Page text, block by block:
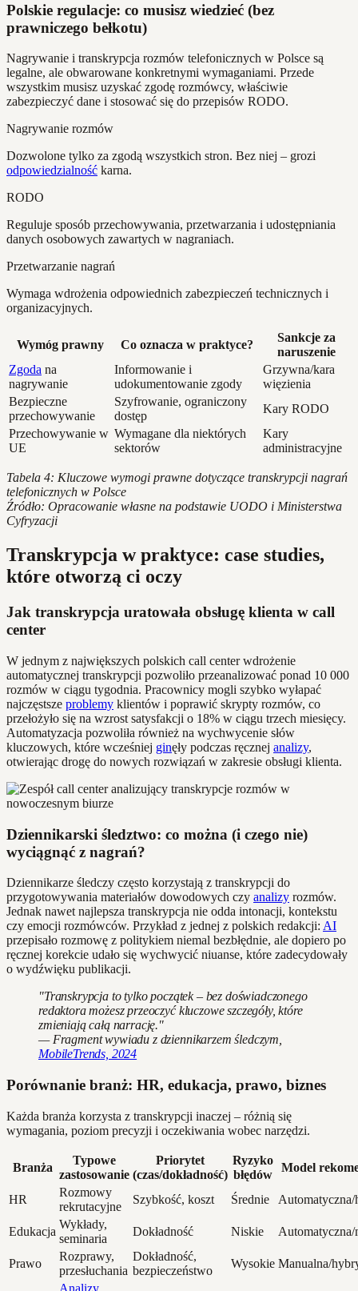
Polskie regulacje: co musisz wiedzieć (bez
prawniczego bełkotu)
Nagrywanie i transkrypcja rozmów telefonicznych w Polsce są
legalne, ale obwarowane konkretnymi wymaganiami. Przede
wszystkim musisz uzyskać zgodę rozmówcy, właściwie
zabezpieczyć dane i stosować się do przepisów RODO.
Nagrywanie rozmów
Dozwolone tylko za zgodą wszystkich stron. Bez niej – grozi
odpowiedzialność karna.
RODO
Reguluje sposób przechowywania, przetwarzania i udostępniania
danych osobowych zawartych w nagraniach.
Przetwarzanie nagrań
Wymaga wdrożenia odpowiednich zabezpieczeń technicznych i
organizacyjnych.
Wymóg prawny Co oznacza w praktyce?
Sankcje za
naruszenie
Zgoda na
nagrywanie
Informowanie i
udokumentowanie zgody
Grzywna/kara
więzienia
Bezpieczne
przechowywanie
Szyfrowanie, ograniczony
dostęp
Kary RODO
Przechowywanie w
UE
Wymagane dla niektórych
sektorów
Kary
administracyjne
Tabela 4: Kluczowe wymogi prawne dotyczące transkrypcji nagrań
telefonicznych w Polsce
Źródło: Opracowanie własne na podstawie UODO i Ministerstwa
Cyfryzacji
Transkrypcja w praktyce: case studies,
które otworzą ci oczy
Jak transkrypcja uratowała obsługę klienta w call
center
W jednym z największych polskich call center wdrożenie
automatycznej transkrypcji pozwoliło przeanalizować ponad 10 000
rozmów w ciągu tygodnia. Pracownicy mogli szybko wyłapać
najczęstsze problemy klientów i poprawić skrypty rozmów, co
przełożyło się na wzrost satysfakcji o 18% w ciągu trzech miesięcy.
Automatyzacja pozwoliła również na wychwycenie słów
kluczowych, które wcześniej ginęły podczas ręcznej analizy,
otwierając drogę do nowych rozwiązań w zakresie obsługi klienta.
Dziennikarski śledztwo: co można (i czego nie)
wyciągnąć z nagrań?
Dziennikarze śledczy często korzystają z transkrypcji do
przygotowywania materiałów dowodowych czy analizy rozmów.
Jednak nawet najlepsza transkrypcja nie odda intonacji, kontekstu
czy emocji rozmówców. Przykład z jednej z polskich redakcji: AI
przepisało rozmowę z politykiem niemal bezbłędnie, ale dopiero po
ręcznej korekcie udało się wychwycić niuanse, które zadecydowały
o wydźwięku publikacji.
"Transkrypcja to tylko początek – bez doświadczonego
redaktora możesz przeoczyć kluczowe szczegóły, które
zmieniają całą narrację."
— Fragment wywiadu z dziennikarzem śledczym,
MobileTrends, 2024
Porównanie branż: HR, edukacja, prawo, biznes
Każda branża korzysta z transkrypcji inaczej – różnią się
wymagania, poziom precyzji i oczekiwania wobec narzędzi.
Branża
Typowe
zastosowanie
Priorytet
(czas/dokładność)
Ryzyko
błędów
Model
HR
Rozmowy
rekrutacyjne
Szybkość, koszt Średnie
Edukacja
Wykłady,
seminaria
Dokładność Niskie Automatyczna/
Prawo
Rozprawy,
przesłuchania
Dokładność,
bezpieczeństwo
Wysokie Manualna/
Analizy